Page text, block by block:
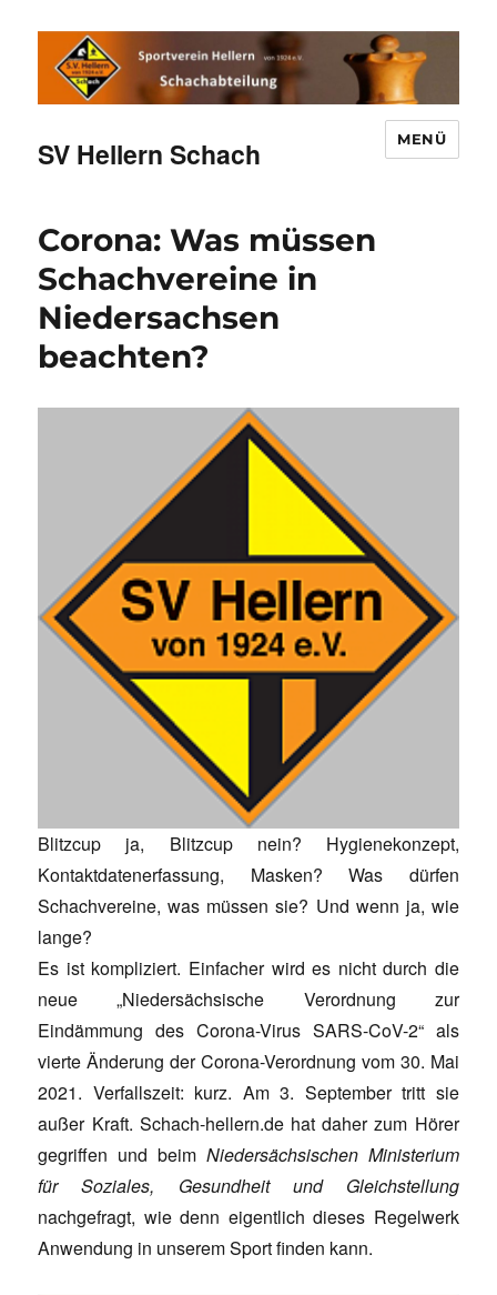
SV Hellern Schach MENÜ
Corona: Was müssen
Schachvereine in
Niedersachsen
beachten?
Blitzcup ja, Blitzcup nein? Hygienekonzept,
Kontaktdatenerfassung, Masken? Was dürfen
Schachvereine, was müssen sie? Und wenn ja, wie
lange?
Es ist kompliziert. Einfacher wird es nicht durch die
neue „Niedersächsische Verordnung zur
Eindämmung des Corona-Virus SARS-CoV-2“ als
vierte Änderung der Corona-Verordnung vom 30. Mai
2021. Verfallszeit: kurz. Am 3. September tritt sie
außer Kraft. Schach-hellern.de hat daher zum Hörer
gegriffen und beim Niedersächsischen Ministerium
für Soziales, Gesundheit und Gleichstellung
nachgefragt, wie denn eigentlich dieses Regelwerk
Anwendung in unserem Sport finden kann.